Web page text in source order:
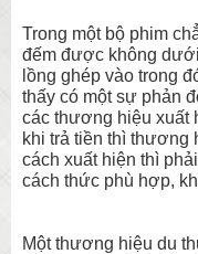
Trong một bộ phim
đếm được không
lồng ghép vào trong
thấy có một sự phản
các thương hiệu xuất
khi trả tiền thì thương
cách xuất hiện thì
cách thức phù hợp,
Một thương hiệu du